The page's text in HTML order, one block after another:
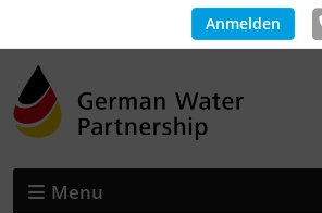
Anmelden
Menu